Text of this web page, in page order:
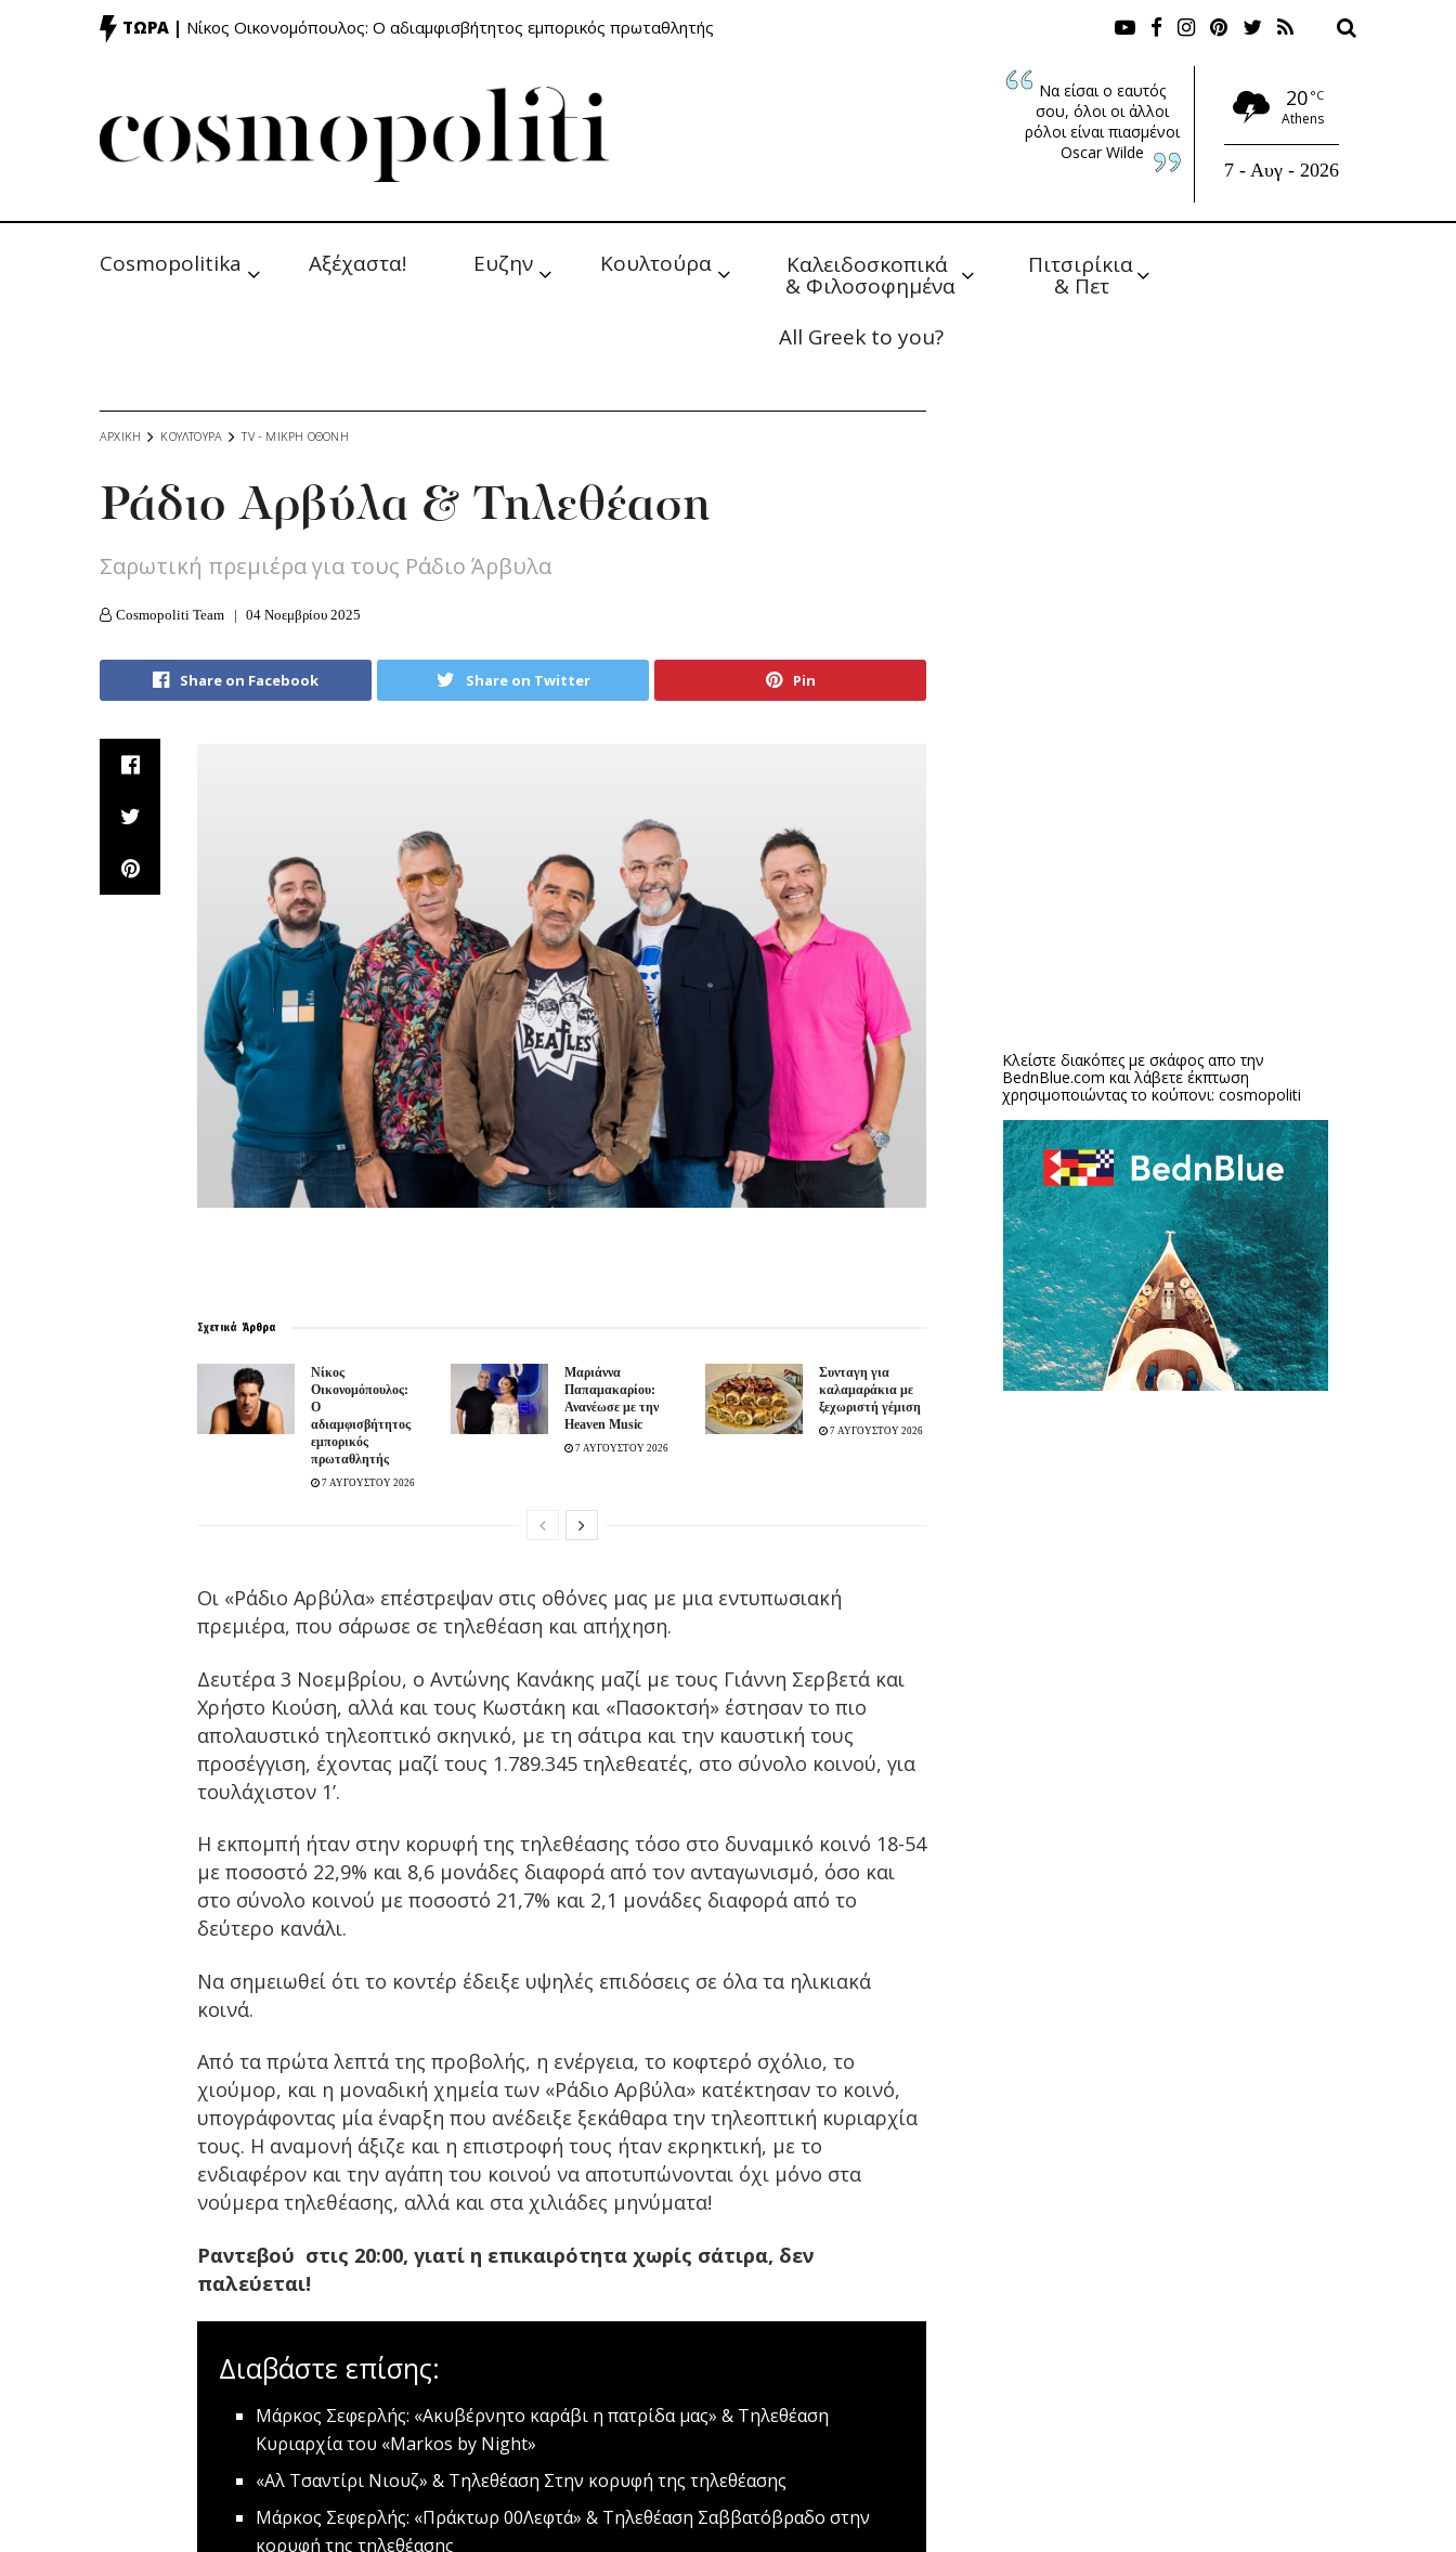
ΤΩΡΑ | Νίκος Οικονομόπουλος: Ο αδιαμφισβήτητος εμπορικός πρωταθλητής
Να είσαι ο εαυτός
σου, όλοι οι άλλοι
ρόλοι είναι πιασμένοι
Oscar Wilde
20 °C
Athens
7 - Αυγ - 2026
Cosmopolitika Αξέχαστα! Ευζην Κουλτούρα Καλειδοσκοπικά
& Φιλοσοφημένα
Πιτσιρίκια
& Πετ
All Greek to you?
ΑΡΧΙΚΗ ΚΟΥΛΤΟΥΡΑ TV - MΙΚΡΗ ΟΘΟΝΗ
Ράδιο Αρβύλα & Τηλεθέαση
Σαρωτική πρεμιέρα για τους Ράδιο Άρβυλα
Cosmopoliti Team 04 Νοεμβρίου 2025
Share on Facebook Share on Twitter Pin
Σχετικά Άρθρα
Νίκος
Οικονομόπουλος:
Ο
αδιαμφισβήτητος
εμπορικός
πρωταθλητής
7 ΑΥΓΟΥΣΤΟΥ 2026
Μαριάννα
Παπαμακαρίου:
Ανανέωσε με την
Heaven Music
7 ΑΥΓΟΥΣΤΟΥ 2026
Συνταγη για
καλαμαράκια με
ξεχωριστή γέμιση
7 ΑΥΓΟΥΣΤΟΥ 2026
Οι «Ράδιο Αρβύλα» επέστρεψαν στις οθόνες μας με μια εντυπωσιακή
πρεμιέρα, που σάρωσε σε τηλεθέαση και απήχηση.
Δευτέρα 3 Νοεμβρίου, ο Αντώνης Κανάκης μαζί με τους Γιάννη Σερβετά και
Χρήστο Κιούση, αλλά και τους Κωστάκη και «Πασοκτσή» έστησαν το πιο
απολαυστικό τηλεοπτικό σκηνικό, με τη σάτιρα και την καυστική τους
προσέγγιση, έχοντας μαζί τους 1.789.345 τηλεθεατές, στο σύνολο κοινού, για
τουλάχιστον 1’.
Η εκπομπή ήταν στην κορυφή της τηλεθέασης τόσο στο δυναμικό κοινό 18-54
με ποσοστό 22,9% και 8,6 μονάδες διαφορά από τον ανταγωνισμό, όσο και
στο σύνολο κοινού με ποσοστό 21,7% και 2,1 μονάδες διαφορά από το
δεύτερο κανάλι.
Να σημειωθεί ότι το κοντέρ έδειξε υψηλές επιδόσεις σε όλα τα ηλικιακά
κοινά.
Από τα πρώτα λεπτά της προβολής, η ενέργεια, το κοφτερό σχόλιο, το
χιούμορ, και η μοναδική χημεία των «Ράδιο Αρβύλα» κατέκτησαν το κοινό,
υπογράφοντας μία έναρξη που ανέδειξε ξεκάθαρα την τηλεοπτική κυριαρχία
τους. Η αναμονή άξιζε και η επιστροφή τους ήταν εκρηκτική, με το
ενδιαφέρον και την αγάπη του κοινού να αποτυπώνονται όχι μόνο στα
νούμερα τηλεθέασης, αλλά και στα χιλιάδες μηνύματα!
Ραντεβού στις 20:00, γιατί η επικαιρότητα χωρίς σάτιρα, δεν
παλεύεται!
Διαβάστε επίσης:
Μάρκος Σεφερλής: «Ακυβέρνητο καράβι η πατρίδα μας» & Τηλεθέαση
Κυριαρχία του «Markos by Night»
«Αλ Τσαντίρι Νιουζ» & Τηλεθέαση Στην κορυφή της τηλεθέασης
Μάρκος Σεφερλής: «Πράκτωρ 00Λεφτά» & Τηλεθέαση Σαββατόβραδο στην
κορυφή της τηλεθέασης
Κλείστε διακόπες με σκάφος απο την
BednBlue.com και λάβετε έκπτωση
χρησιμοποιώντας το κούπονι: cosmopoliti